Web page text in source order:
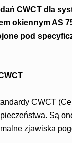
CWCT dla
okiennym AS
pod
CWCT
Są
zjawiska